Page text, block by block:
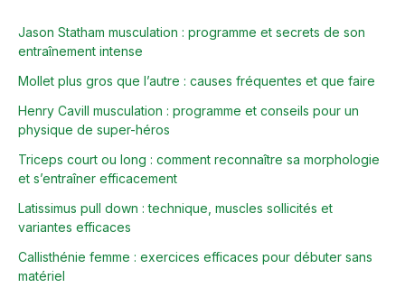
Jason Statham musculation : programme et secrets de son
entraînement intense
Mollet plus gros que l’autre : causes fréquentes et que faire
Henry Cavill musculation : programme et conseils pour un
physique de super-héros
Triceps court ou long : comment reconnaître sa morphologie
et s’entraîner efficacement
Latissimus pull down : technique, muscles sollicités et
variantes efficaces
Callisthénie femme : exercices efficaces pour débuter sans
matériel